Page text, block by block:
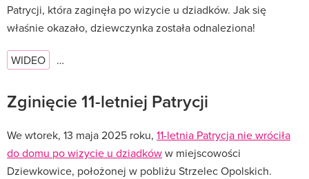
Patrycji, która zaginęła po wizycie u dziadków. Jak się
właśnie okazało, dziewczynka została odnaleziona!
WIDEO …
Zginięcie 11-letniej Patrycji
We wtorek, 13 maja 2025 roku, 11-letnia Patrycja nie wróciła
do domu po wizycie u dziadkóww miejscowości
Dziewkowice, położonej w pobliżu Strzelec Opolskich.